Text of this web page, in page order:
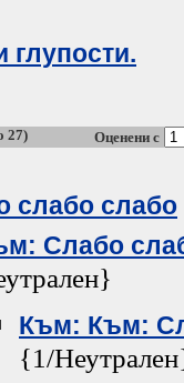
глупости.
27) Оценени с
слабо слабо
Слабо
Към: Към:
{1/